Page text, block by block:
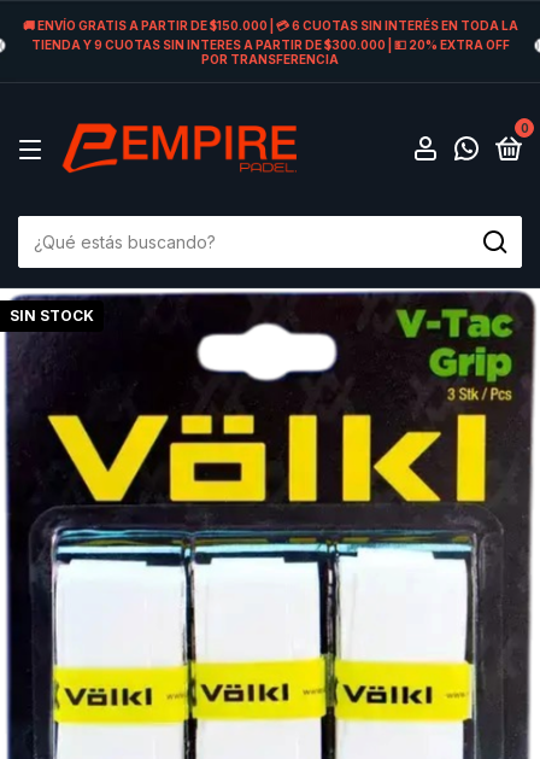
🚚 ENVÍO GRATIS A PARTIR DE $150.000 | 💳 6 CUOTAS SIN INTERÉS EN TODA LA
TIENDA Y 9 CUOTAS SIN INTERES A PARTIR DE $300.000 | 💵 20% EXTRA OFF
POR TRANSFERENCIA
0
SIN STOCK